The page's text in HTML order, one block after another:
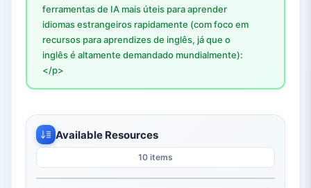
ferramentas de IA mais úteis para aprender
idiomas estrangeiros rapidamente (com foco em
recursos para aprendizes de inglês, já que o
inglês é altamente demandado mundialmente):
</p>
Available Resources
10 items